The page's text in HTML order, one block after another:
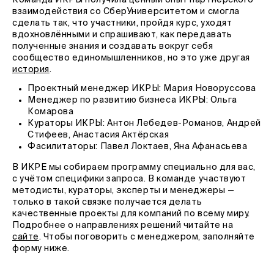
взаимодействия со СберУниверситетом и смогла
сделать так, что участники, пройдя курс, уходят
вдохновлёнными и спрашивают, как передавать
полученные знания и создавать вокруг себя
сообщество единомышленников, но это уже другая
история.
Проектный менеджер ИКРЫ: Мария Новоруссова
Менеджер по развитию бизнеса ИКРЫ: Ольга
Комарова
Кураторы ИКРЫ: Антон Лебедев-Романов, Андрей
Стифеев, Анастасия Актёрская
Фасилитаторы: Павел Локтаев, Яна Афанасьева
В ИКРЕ мы собираем программу специально для вас,
с учётом специфики запроса. В команде участвуют
методисты, кураторы, эксперты и менеджеры —
только в такой связке получается делать
качественные проекты для компаний по всему миру.
Подробнее о направлениях решений читайте на
сайте. Чтобы поговорить с менеджером, заполняйте
форму ниже.